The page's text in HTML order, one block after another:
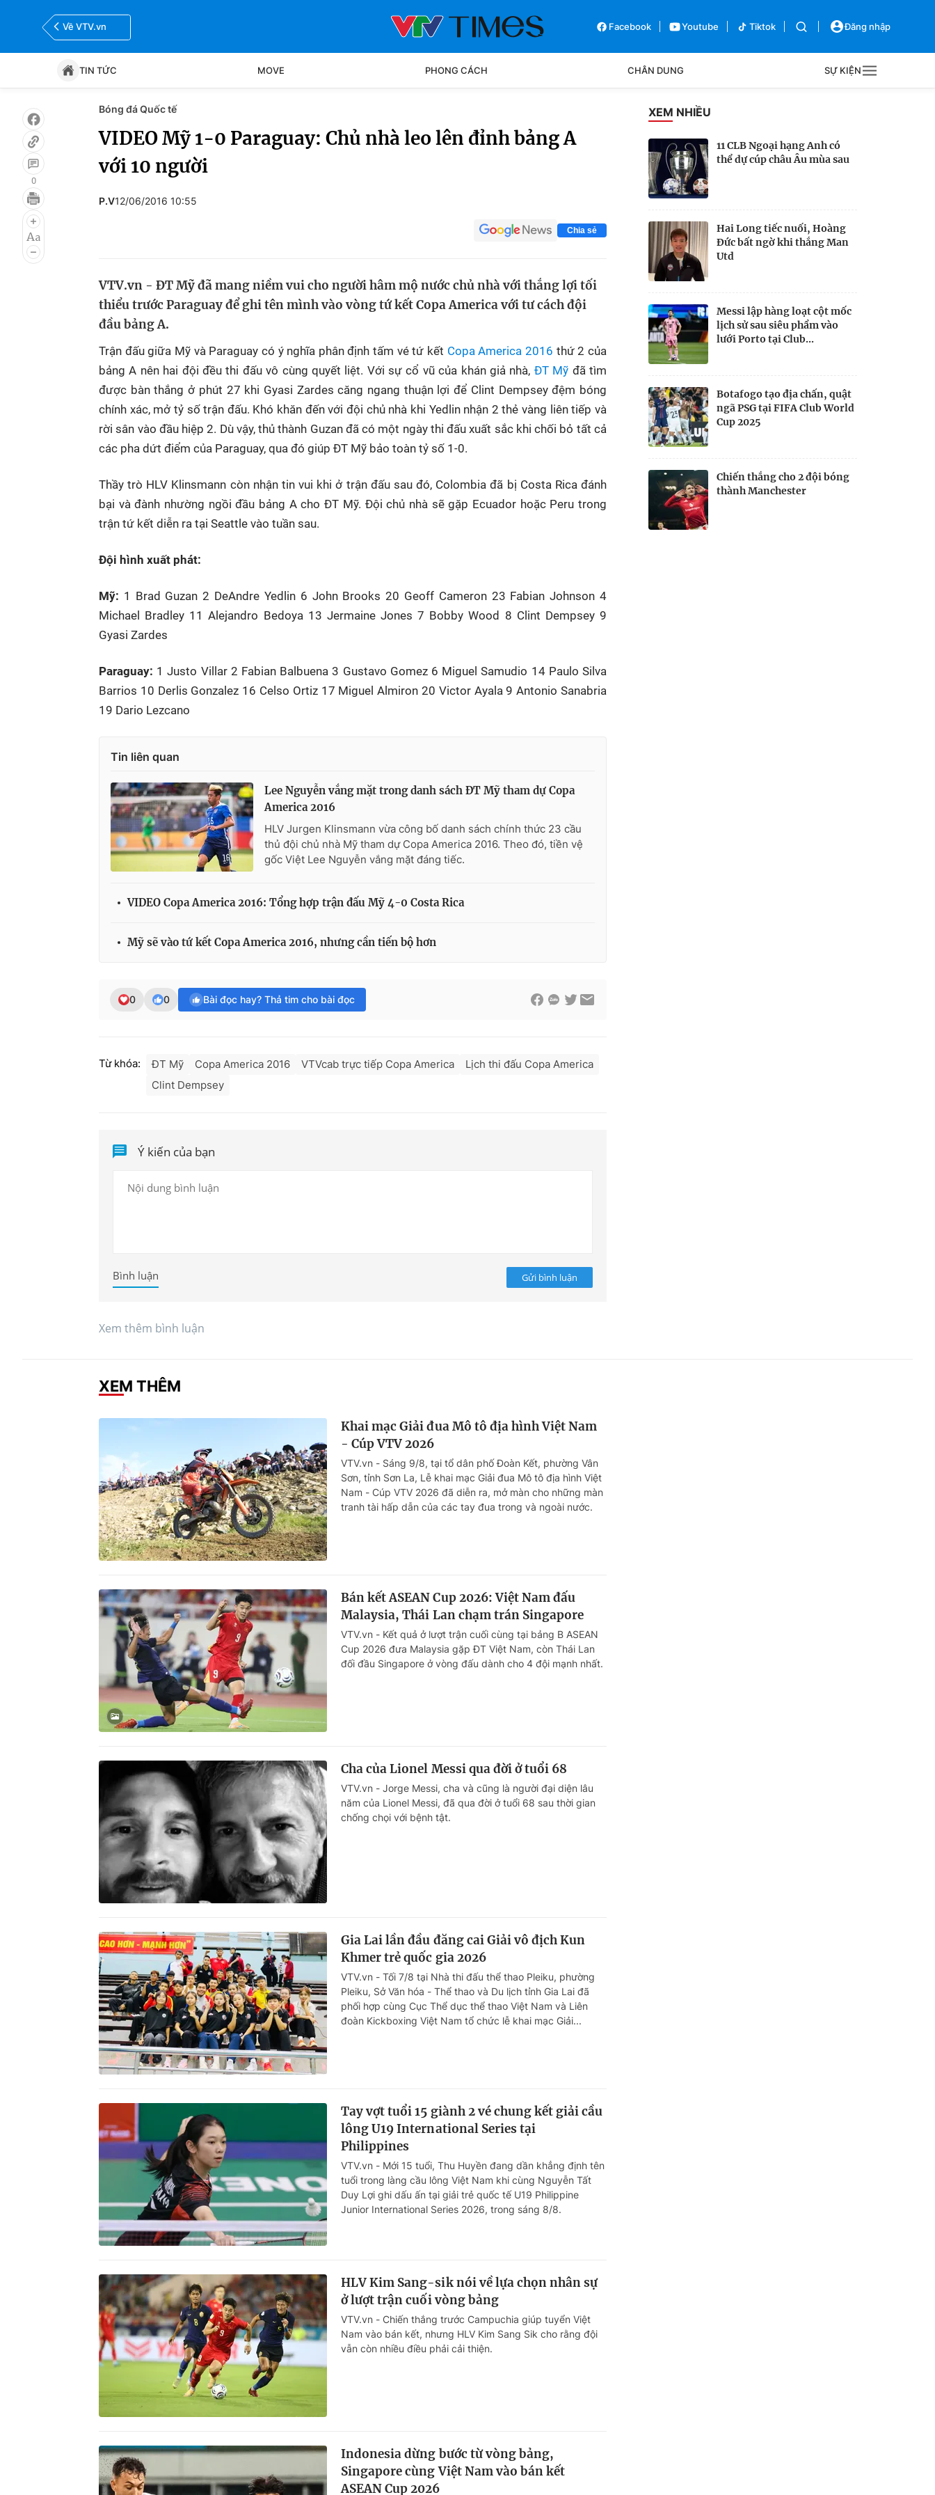
Về VTV.vn Facebook Youtube Tiktok Đăng nhập
TIN TỨC MOVE PHONG CÁCH CHÂN DUNG SỰ KIỆN
Tin tức
Bóng đá Thể thao Điện tử Bên lề
0
Bóng đá Quốc tế
VIDEO Mỹ 1-0 Paraguay: Chủ nhà leo lên đỉnh bảng A
với 10 người
P.V12/06/2016 10:55
Chia sẻ
VTV.vn - ĐT Mỹ đã mang niềm vui cho người hâm mộ nước chủ nhà với thắng lợi tối
thiểu trước Paraguay để ghi tên mình vào vòng tứ kết Copa America với tư cách đội
đầu bảng A.
Trận đấu giữa Mỹ và Paraguay có ý nghĩa phân định tấm vé tứ kết Copa America 2016 thứ 2 của
bảng A nên hai đội đều thi đấu vô cùng quyết liệt. Với sự cổ vũ của khán giả nhà, ĐT Mỹ đã tìm
được bàn thắng ở phút 27 khi Gyasi Zardes căng ngang thuận lợi để Clint Dempsey đệm bóng
chính xác, mở tỷ số trận đấu. Khó khăn đến với đội chủ nhà khi Yedlin nhận 2 thẻ vàng liên tiếp và
rời sân vào đầu hiệp 2. Dù vậy, thủ thành Guzan đã có một ngày thi đấu xuất sắc khi chối bỏ tất cả
các pha dứt điểm của Paraguay, qua đó giúp ĐT Mỹ bảo toàn tỷ số 1-0.
Thầy trò HLV Klinsmann còn nhận tin vui khi ở trận đấu sau đó, Colombia đã bị Costa Rica đánh
bại và đành nhường ngồi đầu bảng A cho ĐT Mỹ. Đội chủ nhà sẽ gặp Ecuador hoặc Peru trong
trận tứ kết diễn ra tại Seattle vào tuần sau.
Đội hình xuất phát:
Mỹ: 1 Brad Guzan 2 DeAndre Yedlin 6 John Brooks 20 Geoff Cameron 23 Fabian Johnson 4
Michael Bradley 11 Alejandro Bedoya 13 Jermaine Jones 7 Bobby Wood 8 Clint Dempsey 9
Gyasi Zardes
Paraguay: 1 Justo Villar 2 Fabian Balbuena 3 Gustavo Gomez 6 Miguel Samudio 14 Paulo Silva
Barrios 10 Derlis Gonzalez 16 Celso Ortiz 17 Miguel Almiron 20 Victor Ayala 9 Antonio Sanabria
19 Dario Lezcano
Tin liên quan
Lee Nguyễn vắng mặt trong danh sách ĐT Mỹ tham dự Copa
America 2016
HLV Jurgen Klinsmann vừa công bố danh sách chính thức 23 cầu
thủ đội chủ nhà Mỹ tham dự Copa America 2016. Theo đó, tiền vệ
gốc Việt Lee Nguyễn vắng mặt đáng tiếc.
VIDEO Copa America 2016: Tổng hợp trận đấu Mỹ 4-0 Costa Rica
Mỹ sẽ vào tứ kết Copa America 2016, nhưng cần tiến bộ hơn
0 0 Bài đọc hay? Thả tim cho bài đọc
Từ khóa: ĐT Mỹ Copa America 2016 VTVcab trực tiếp Copa America
Lịch thi đấu Copa America
Clint Dempsey
Ý kiến của bạn
Gửi bình luận
Bình luận
Xem thêm bình luận
XEM NHIỀU
11 CLB Ngoại hạng Anh có
thể dự cúp châu Âu mùa sau
Hai Long tiếc nuối, Hoàng
Đức bất ngờ khi thắng Man
Utd
Messi lập hàng loạt cột mốc
lịch sử sau siêu phẩm vào
lưới Porto tại Club...
Botafogo tạo địa chấn, quật
ngã PSG tại FIFA Club World
Cup 2025
Chiến thắng cho 2 đội bóng
thành Manchester
XEM THÊM
Khai mạc Giải đua Mô tô địa hình Việt Nam
- Cúp VTV 2026
VTV.vn - Sáng 9/8, tại tổ dân phố Đoàn Kết, phường Vân
Sơn, tỉnh Sơn La, Lễ khai mạc Giải đua Mô tô địa hình Việt
Nam - Cúp VTV 2026 đã diễn ra, mở màn cho những màn
tranh tài hấp dẫn của các tay đua trong và ngoài nước.
Bán kết ASEAN Cup 2026: Việt Nam đấu
Malaysia, Thái Lan chạm trán Singapore
VTV.vn - Kết quả ở lượt trận cuối cùng tại bảng B ASEAN
Cup 2026 đưa Malaysia gặp ĐT Việt Nam, còn Thái Lan
đối đầu Singapore ở vòng đấu dành cho 4 đội mạnh nhất.
Cha của Lionel Messi qua đời ở tuổi 68
VTV.vn - Jorge Messi, cha và cũng là người đại diện lâu
năm của Lionel Messi, đã qua đời ở tuổi 68 sau thời gian
chống chọi với bệnh tật.
Gia Lai lần đầu đăng cai Giải vô địch Kun
Khmer trẻ quốc gia 2026
VTV.vn - Tối 7/8 tại Nhà thi đấu thể thao Pleiku, phường
Pleiku, Sở Văn hóa - Thể thao và Du lịch tỉnh Gia Lai đã
phối hợp cùng Cục Thể dục thể thao Việt Nam và Liên
đoàn Kickboxing Việt Nam tổ chức lễ khai mạc Giải...
Tay vợt tuổi 15 giành 2 vé chung kết giải cầu
lông U19 International Series tại
Philippines
VTV.vn - Mới 15 tuổi, Thu Huyền đang dần khẳng định tên
tuổi trong làng cầu lông Việt Nam khi cùng Nguyễn Tất
Duy Lợi ghi dấu ấn tại giải trẻ quốc tế U19 Philippine
Junior International Series 2026, trong sáng 8/8.
HLV Kim Sang-sik nói về lựa chọn nhân sự
ở lượt trận cuối vòng bảng
VTV.vn - Chiến thắng trước Campuchia giúp tuyển Việt
Nam vào bán kết, nhưng HLV Kim Sang Sik cho rằng đội
vẫn còn nhiều điều phải cải thiện.
Indonesia dừng bước từ vòng bảng,
Singapore cùng Việt Nam vào bán kết
ASEAN Cup 2026